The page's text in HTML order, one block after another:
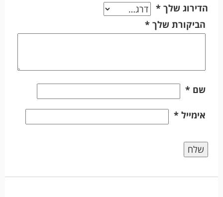
הדירוג שלך *
הביקורת שלך *
שם *
אימייל *